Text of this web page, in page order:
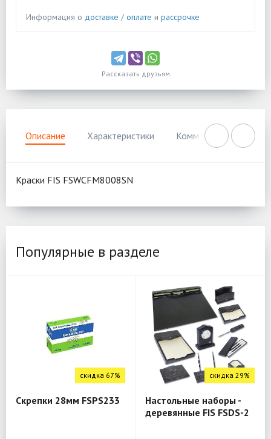
Информация о доставке /оплате и рассрочке
Рассказать друзьям
Описание Характеристики Комментарии
Краски FIS FSWCFM8008SN
Популярные в разделе
скидка 67%
Скрепки 28мм FSPS233
скидка 29%
Настольные наборы -
деревянные FIS FSDS-2